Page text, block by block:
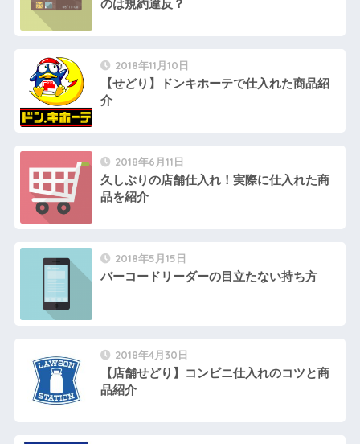
のは規約違反？
2018年11月10日
【せどり】ドンキホーテで仕入れた商品紹
介
2018年6月11日
久しぶりの店舗仕入れ！実際に仕入れた商
品を紹介
2018年5月15日
バーコードリーダーの目立たない持ち方
2018年4月30日
【店舗せどり】コンビニ仕入れのコツと商
品紹介